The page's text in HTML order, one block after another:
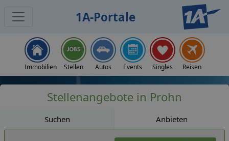
1A-Portale
Immobilien Stellen Autos Events Singles Reisen
Stellenangebote in Prohn
Suchen Anbieten